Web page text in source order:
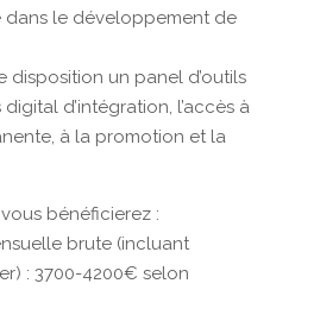
le développement de
disposition un panel d’outils
d’intégration, l’accès à
à la promotion et la
vous bénéficierez :
brute (incluant
: 3700-4200€ selon